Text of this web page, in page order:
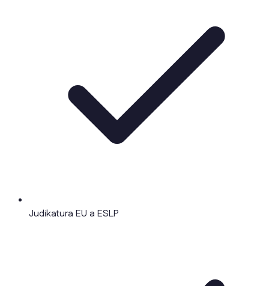
Judikatura EU a ESLP